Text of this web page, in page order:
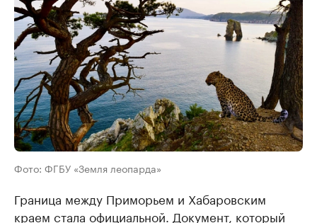
Фото: ФГБУ «Земля леопарда»
Граница между Приморьем и Хабаровским
краем стала официальной. Документ, который